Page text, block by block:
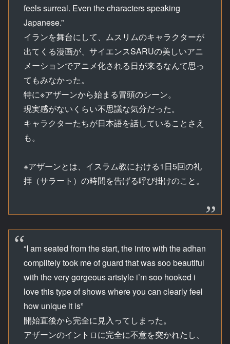
feels surreal. Even the characters speaking
Japanese.”
イランを舞台にして、ムスリムのキャラクターが
出てくる漫画が、サイエンスSARUの美しいアニ
メーションでアニメ化される日が来るなんて思っ
てもみなかった。
特に※アザーンから始まる冒頭のシーン。
現実感がないくらい不思議な気分だった。
キャラクターたちが日本語を話していることさえ
も。
※アザーンとは、イスラム教における1日5回の礼
拝（サラート）の時間を告げる呼び掛けのこと。
“I am seated from the start, the intro with the adhan
complitely took me of guard that was soo beautiful
with the very gorgeous artstyle i’m soo hooked i
love this type of shows where you can clearly feel
how unique it is”
開始直後から完全に見入ってしまった。
アザーンのイントロに完全に不意を突かれたし、